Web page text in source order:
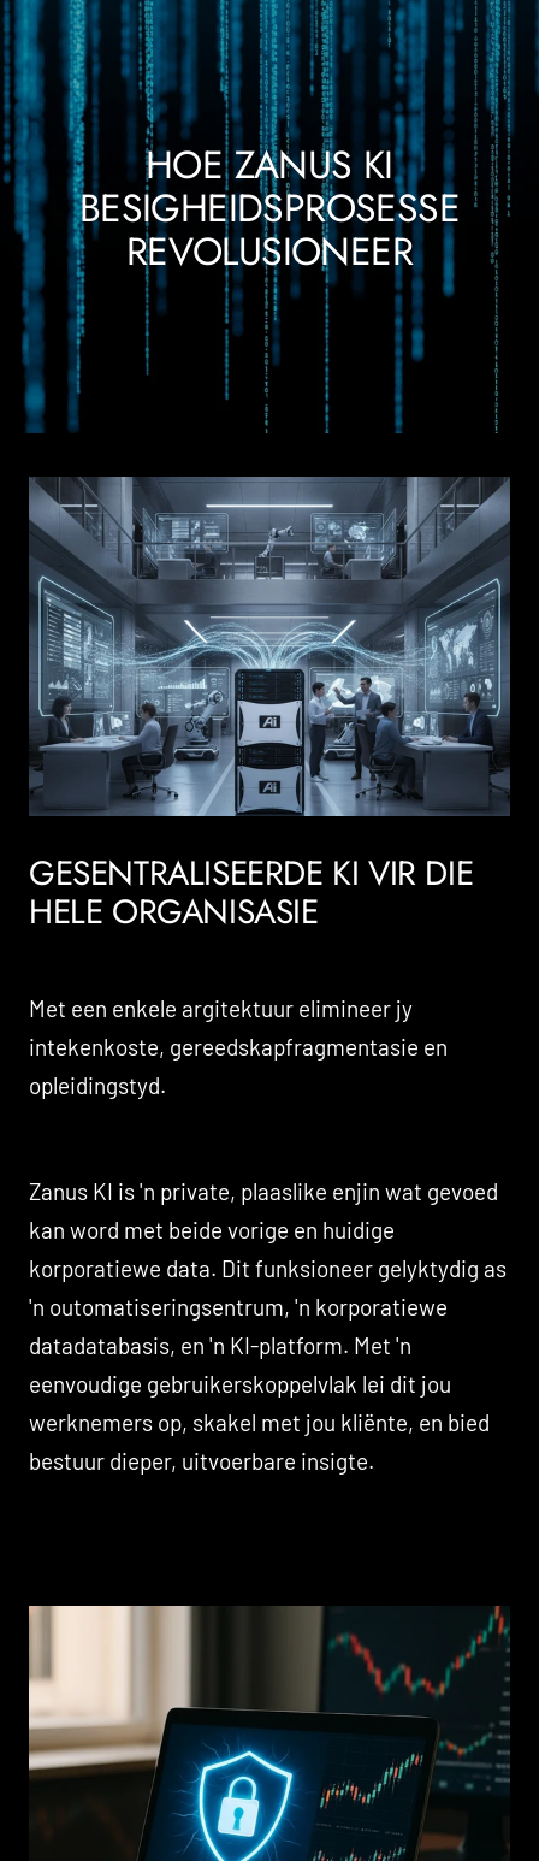
HOE ZANUS KI
BESIGHEIDSPROSESSE
REVOLUSIONEER
GESENTRALISEERDE KI VIR DIE
HELE ORGANISASIE
Met een enkele argitektuur elimineer jy
intekenkoste, gereedskapfragmentasie en
opleidingstyd.
Zanus KI is 'n private, plaaslike enjin wat gevoed
kan word met beide vorige en huidige
korporatiewe data. Dit funksioneer gelyktydig as
'n outomatiseringsentrum, 'n korporatiewe
datadatabasis, en 'n KI-platform. Met 'n
eenvoudige gebruikerskoppelvlak lei dit jou
werknemers op, skakel met jou kliënte, en bied
bestuur dieper, uitvoerbare insigte.